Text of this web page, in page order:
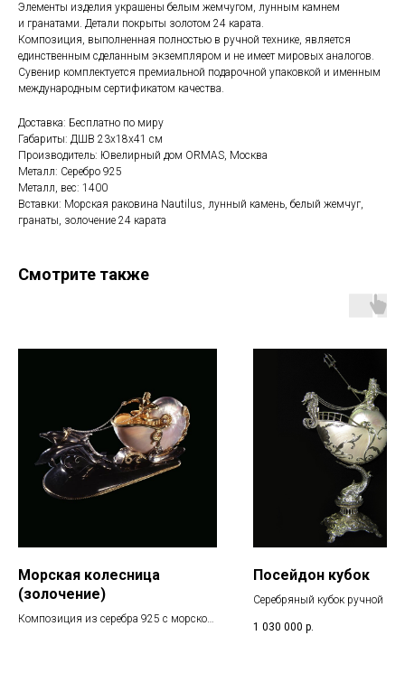
Элементы изделия украшены белым жемчугом, лунным камнем
и гранатами. Детали покрыты золотом 24 карата.
Композиция, выполненная полностью в ручной технике, является
единственным сделанным экземпляром и не имеет мировых аналогов.
Сувенир комплектуется премиальной подарочной упаковкой и именным
международным сертификатом качества.
Доставка: Бесплатно по миру
Габариты: ДШВ 23x18x41 см
Производитель: Ювелирный дом ORMAS, Москва
Металл: Серебро 925
Металл, вес: 1400
Вставки: Морская раковина Nautilus, лунный камень, белый жемчуг,
гранаты, золочение 24 карата
Смотрите также
Морская колесница
(золочение)
Композиция из серебра 925 с морской
Посейдон кубок
Серебряный кубок ручной
1 030 000 р.